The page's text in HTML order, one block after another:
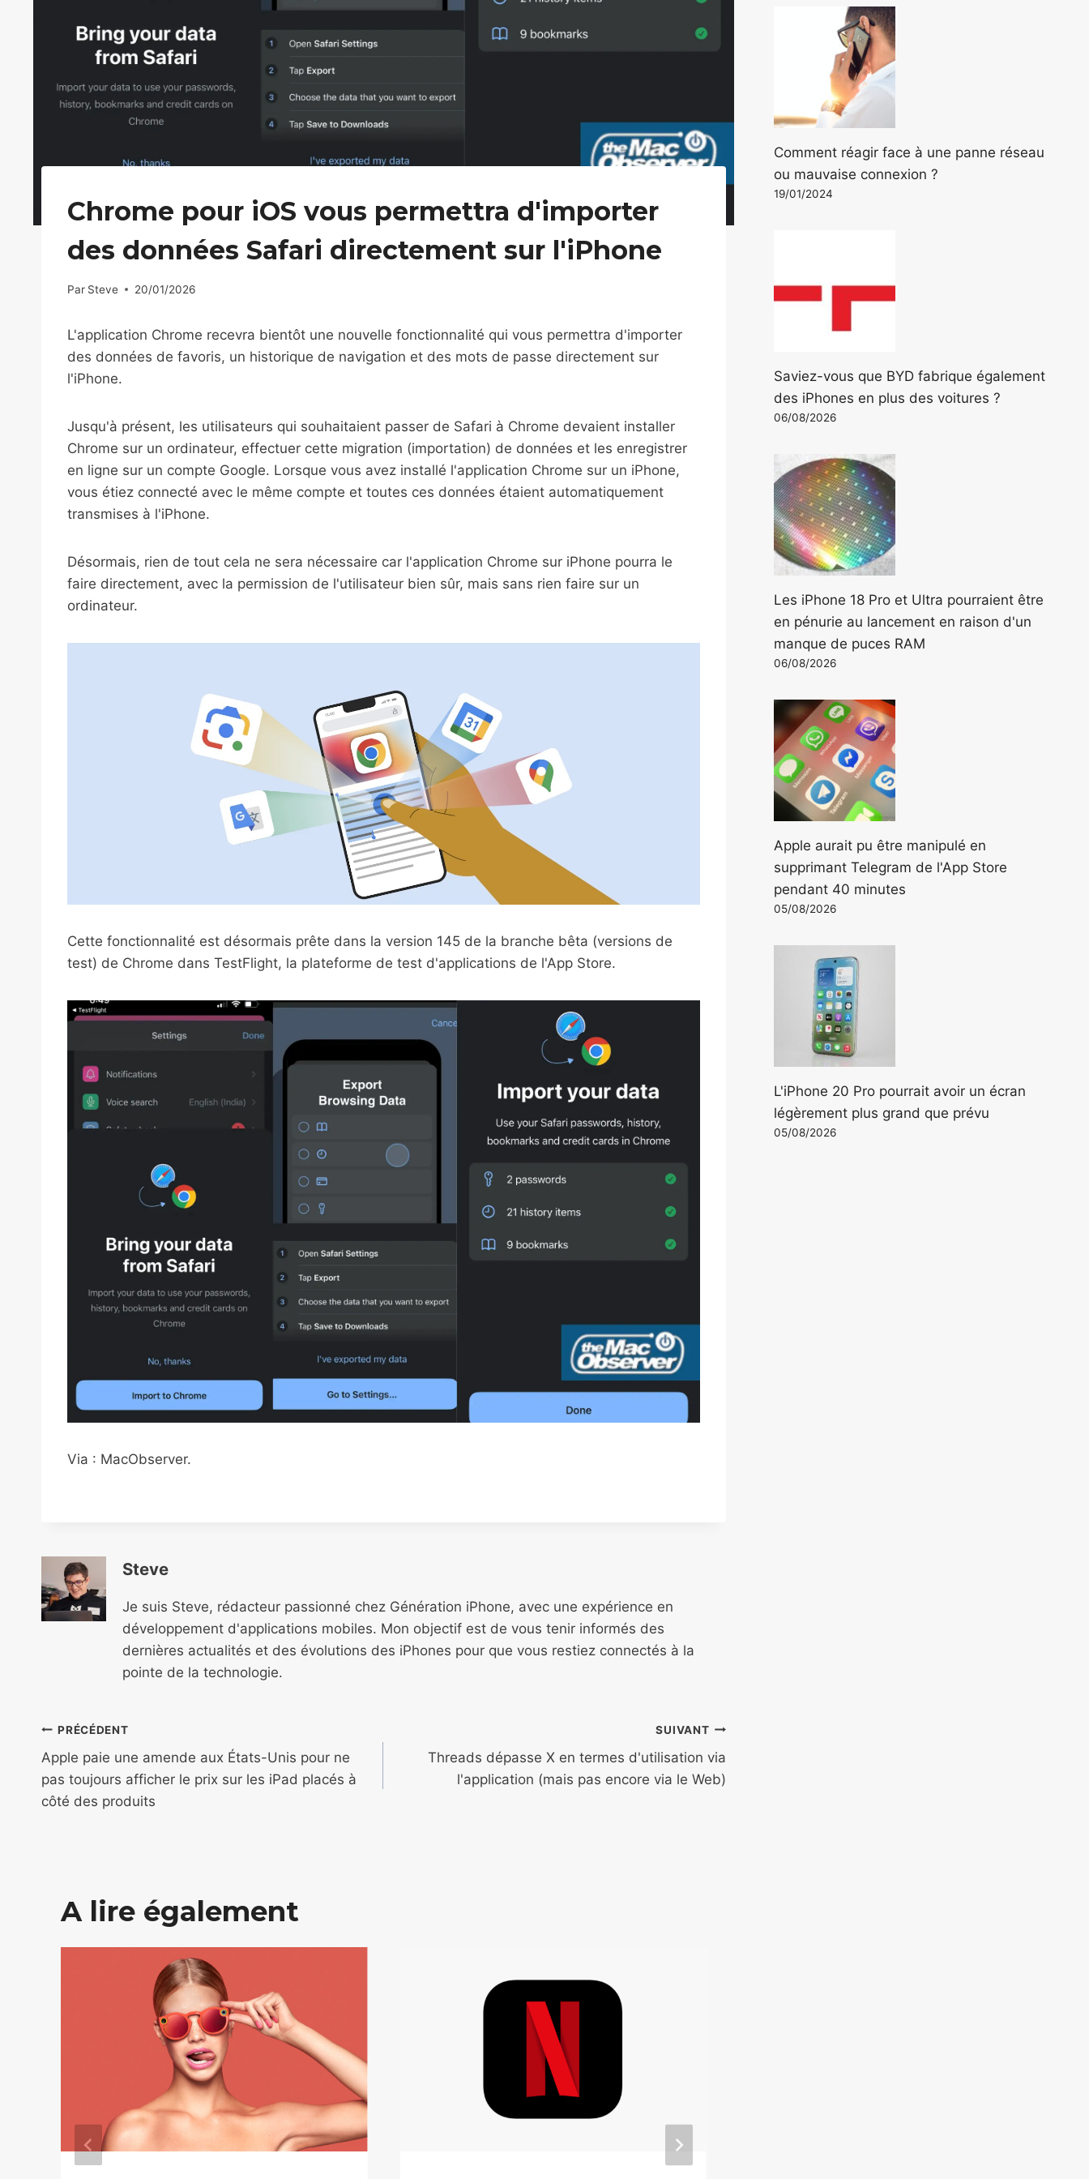
Chrome pour iOS vous permettra d'importer
des données Safari directement sur l'iPhone
Par Steve 20/01/2026
L'application Chrome recevra bientôt une nouvelle fonctionnalité qui vous permettra d'importer
des données de favoris, un historique de navigation et des mots de passe directement sur
l'iPhone.
Jusqu'à présent, les utilisateurs qui souhaitaient passer de Safari à Chrome devaient installer
Chrome sur un ordinateur, effectuer cette migration (importation) de données et les enregistrer
en ligne sur un compte Google. Lorsque vous avez installé l'application Chrome sur un iPhone,
vous étiez connecté avec le même compte et toutes ces données étaient automatiquement
transmises à l'iPhone.
Désormais, rien de tout cela ne sera nécessaire car l'application Chrome sur iPhone pourra le
faire directement, avec la permission de l'utilisateur bien sûr, mais sans rien faire sur un
ordinateur.
Cette fonctionnalité est désormais prête dans la version 145 de la branche bêta (versions de
test) de Chrome dans TestFlight, la plateforme de test d'applications de l'App Store.
Via : MacObserver.
Steve
Je suis Steve, rédacteur passionné chez Génération iPhone, avec une expérience en
développement d'applications mobiles. Mon objectif est de vous tenir informés des
dernières actualités et des évolutions des iPhones pour que vous restiez connectés à la
pointe de la technologie.
Navigation
de
l’article
PRÉCÉDENT
Apple paie une amende aux États-Unis pour ne
pas toujours afficher le prix sur les iPad placés à
côté des produits
SUIVANT
Threads dépasse X en termes d'utilisation via
l'application (mais pas encore via le Web)
A lire également
Comment réagir face à une panne réseau
ou mauvaise connexion ?
19/01/2024
Saviez-vous que BYD fabrique également
des iPhones en plus des voitures ?
06/08/2026
Les iPhone 18 Pro et Ultra pourraient être
en pénurie au lancement en raison d'un
manque de puces RAM
06/08/2026
Apple aurait pu être manipulé en
supprimant Telegram de l'App Store
pendant 40 minutes
05/08/2026
L'iPhone 20 Pro pourrait avoir un écran
légèrement plus grand que prévu
05/08/2026